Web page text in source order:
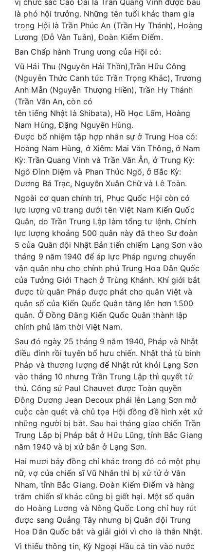
là phó hội trưởng. Những tên tuổi khác tham gia
trong Hội là Trần Phúc An (Trần Hy Thánh), Hoàng
Lương (Đỗ Văn Tuân), Đoàn Kiểm Điểm.
Ban Chấp hành Trung ương của Hội có:
Vũ Hải Thu (Nguyễn Hải Thần),Trần Hữu Công
(Nguyễn Thức Canh tức Trần Trọng Khắc), Trương
Anh Mẫn (Nguyễn Thượng Hiền), Trần Hy Thánh
(Trần Văn An, còn có
tên tiếng Nhật là Shibata), Hồ Học Lãm, Hoàng
Nam Hùng, Đặng Nguyên Hùng.
Được bổ nhiệm tập hợp nhân sự ở Trung Hoa có:
Hoàng Nam Hùng, ở Xiêm: Mai Văn Thông, ở Nam
Kỳ: Trần Quang Vinh và Trần Văn Ân, ở Trung Kỳ:
Ngô Đình Diệm và Phan Thúc Ngô, ở Bắc Kỳ:
Dương Bá Trạc, Nguyễn Xuân Chữ và Lê Toàn.
Ngoài cơ quan chính trị, Phục Quốc Hội còn có
lực lượng vũ trang dưới tên Việt Nam Kiến Quốc
Quân, do Trần Trung Lập làm tổng tư lệnh. Chính
lực lượng khoảng 500 quân này đã theo Sư đoàn
5 của Quân đội Nhật Bản tiến chiếm Lạng Sơn vào
tháng 9 năm 1940 để áp lực Pháp ngưng chuyển
vận quân nhu cho chính phủ Trung Hoa Dân Quốc
của Tưởng Giới Thạch ở Trùng Khánh. Khí giới bắt
được từ quân Pháp được phát cho quân Việt và
quân số của Kiến Quốc Quân tăng lên hơn 1.500
quân. Ở Đồng Đăng Kiến Quốc Quân thành lập
chính phủ lâm thời Việt Nam.
Sau đó ngày 25 tháng 9 năm 1940, Pháp và Nhật
điều đình rồi tuyên bố hưu chiến. Nhật thả tù binh
Pháp và thương lượng để Nhật rút khỏi Lạng Sơn
vào tháng 10 nhưng Trần Trung Lập thì quyết tử
thủ. Công sứ Paul Chauvet được Toàn quyền
Đông Dương Jean Decoux phái lên Lạng Sơn mở
cuộc càn quét và chủ tọa Hội đồng đề hình xét xử
những người bị bắt. Sau hai tháng giao chiến Trần
Trung Lập bị Pháp bắt ở Hữu Lũng, tỉnh Bắc Giang
năm 1940 và bị xử bắn ở Lạng Sơn.
Hai mươi bảy đồng chí khác trong đó có một phụ
nữ, vợ của chiến sĩ Vũ Nhân thì bị xử tử ở Vân
Nham, tỉnh Bắc Giang. Đoàn Kiểm Điểm và hàng
trăm chiến sĩ khác cũng bị giết hại. Một số quân
do Hoàng Lương và Nông Quốc Long chỉ huy rút
được sang Quảng Tây nhưng bị Quân đội Trung
Hoa Dân Quốc bắt và giải giới vì cho là thân Nhật.
Vì thiếu thông tin, Kỳ Ngoại Hầu cả tin vào nước